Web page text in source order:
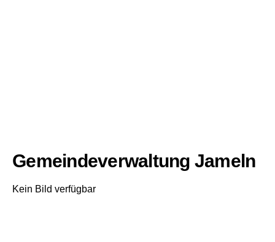
Gemeindeverwaltung Jameln
Kein Bild verfügbar